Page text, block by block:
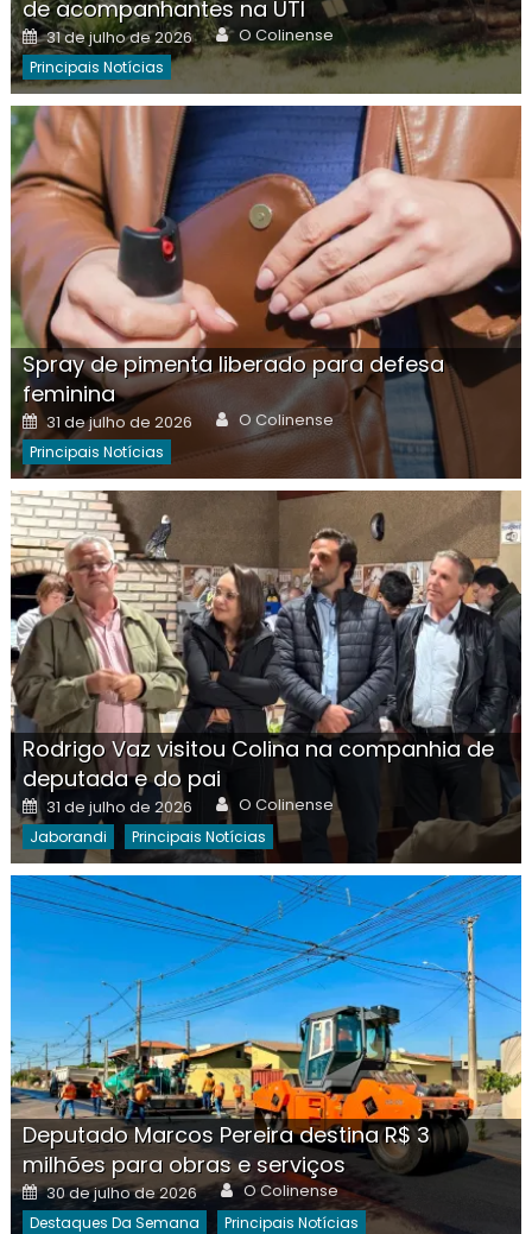
de acompanhantes na UTI
Posted
on
31 de julho de 2026 Author
O Colinense
Principais Notícias
Spray de pimenta liberado para defesa
feminina
Posted
on
31 de julho de 2026 Author
O Colinense
Principais Notícias
Rodrigo Vaz visitou Colina na companhia de
deputada e do pai
Posted
on
31 de julho de 2026 Author
O Colinense
Jaborandi Principais Notícias
Deputado Marcos Pereira destina R$ 3
milhões para obras e serviços
Posted
on
30 de julho de 2026 Author
O Colinense
Destaques Da Semana Principais Notícias